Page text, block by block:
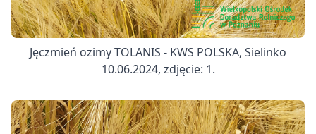
Jęczmień ozimy TOLANIS - KWS POLSKA, Sielinko
10.06.2024, zdjęcie: 1.